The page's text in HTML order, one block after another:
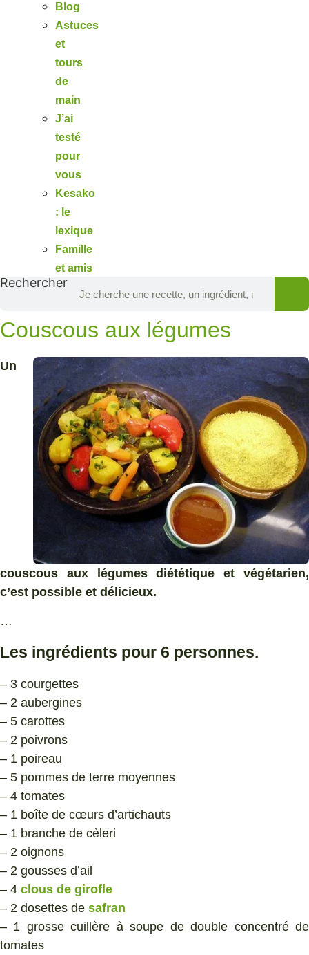
Blog
Astuces
et
tours
de
main
J’ai
testé
pour
vous
Kesako
: le
lexique
Famille
et amis
Rechercher
Couscous aux légumes
Un
couscous aux légumes diététique et végétarien,
c’est possible et délicieux.
…
Les ingrédients pour 6 personnes.
– 3 courgettes
– 2 aubergines
– 5 carottes
– 2 poivrons
– 1 poireau
– 5 pommes de terre moyennes
– 4 tomates
– 1 boîte de cœurs d’artichauts
– 1 branche de cèleri
– 2 oignons
– 2 gousses d’ail
– 4 clous de girofle
– 2 dosettes de safran
– 1 grosse cuillère à soupe de double concentré de
tomates